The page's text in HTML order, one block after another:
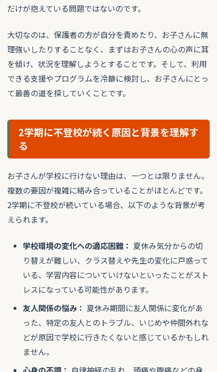
だけが抱えている問題ではないのです。
大切なのは、保護者の方が自分を責めたり、お子さんに無
理強いしたりすることなく、まずはお子さんの心の声に耳
を傾け、状況を理解しようとすることです。そして、利用
できる支援やプログラムを冷静に検討し、お子さんにとっ
て最善の道を探していくことです。
2学期に不登校が続く原因と背景を理解す
る
お子さんが学校に行けない理由は、一つとは限りません。
複数の要因が複雑に絡み合っていることがほとんどです。
2学期に不登校が続いている場合、以下のような背景が考
えられます。
学校環境の変化への適応困難： 夏休み気分からの切
り替えが難しい、クラス替えや先生の変化に戸惑って
いる、学習内容についていけないといったことがスト
レスになっている可能性があります。
友人関係の悩み： 夏休み期間に友人関係に変化があ
った、特定の友人とのトラブル、いじめや仲間外れな
どが原因で学校に行きたくないと感じているかもしれ
ません。